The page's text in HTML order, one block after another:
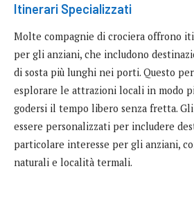
Itinerari Specializzati
Molte compagnie di crociera offrono
per gli anziani, che includono
di sosta più lunghi nei porti. Questo
esplorare le attrazioni locali in modo
godersi il tempo libero senza fretta.
essere personalizzati per includere
particolare interesse per gli anziani,
naturali e località termali.